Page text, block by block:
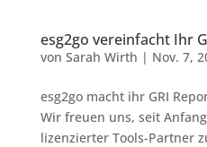
esg2go vereinfacht Ihr
von Sarah Wirth | Nov. 7,
esg2go macht ihr GRI
Wir freuen uns, seit
lizenzierter Tools-Partner